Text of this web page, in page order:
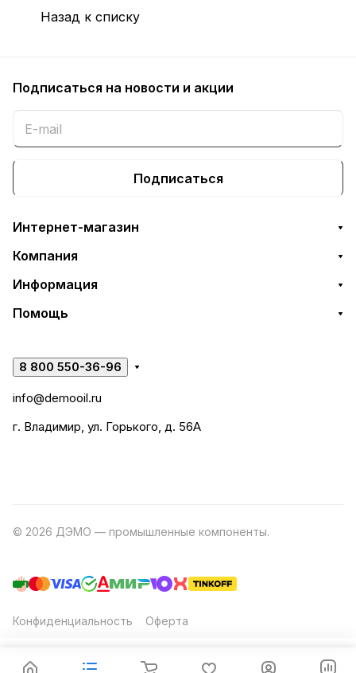
Назад к списку
Подписаться на новости и акции
Подписаться
Интернет-магазин
Компания
Информация
Помощь
8 800 550-36-96
info@demooil.ru
г. Владимир, ул. Горького, д. 56А
© 2026 ДЭМО — промышленные компоненты.
Конфиденциальность Оферта